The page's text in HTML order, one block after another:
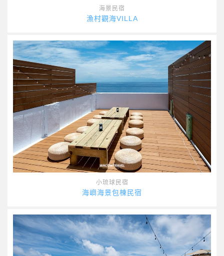
海景民宿
漁村觀海VILLA
小琉球民宿
海嶼海景包棟民宿